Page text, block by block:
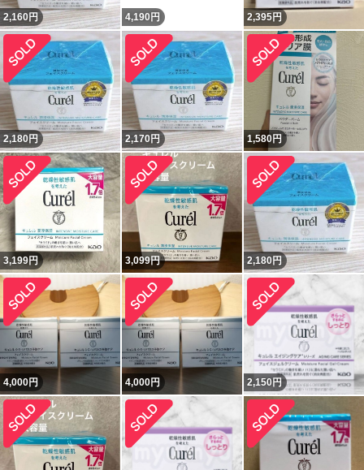
2,160円 4,190 円 2,395円
2,180円 2,170円 1,580円
3,199円 3,099円 2,180円
4,000円 4,000円 2,150円